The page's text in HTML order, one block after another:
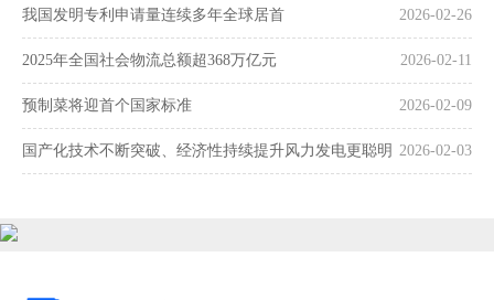
续走强 2026-02-26
我国发明专利申请量连续多年全球居首
2026-02-11
2025年全国社会物流总额超368万亿元
2026-02-09
预制菜将迎首个国家标准
2026-02-03
国产化技术不断突破、经济性持续提升风力发电更聪明